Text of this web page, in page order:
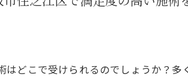
どこで受けられるのでしょうか？